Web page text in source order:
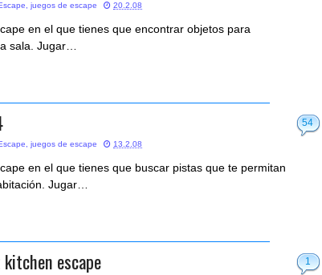
juegos de escape 20.2.08
en el que tienes que encontrar objetos para
sala. Jugar…
54
juegos de escape 13.2.08
en el que tienes que buscar pistas que te permitan
Jugar…
1
escape